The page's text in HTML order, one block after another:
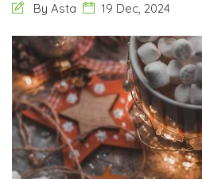
By Asta 19 Dec, 2024